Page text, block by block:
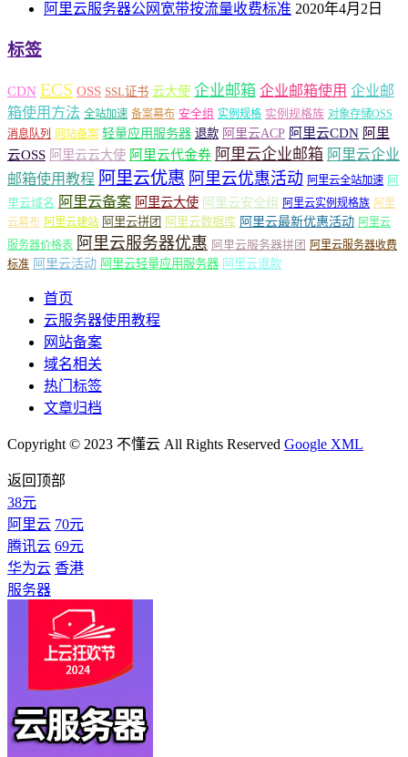
阿里云服务器公网宽带按流量收费标准 2020年4月2日
标签
CDN ECS OSS SSL证书 云大使 企业邮箱 企业邮箱使用 企业邮
箱使用方法 全站加速 备案幕布 安全组 实例规格 实例规格族 对象存储OSS
消息队列
网站备案 轻量应用服务器 退款 阿里云ACP 阿里云CDN 阿里
云OSS 阿里云云大使 阿里云代金券 阿里云企业邮箱 阿里云企业
邮箱使用教程 阿里云优惠 阿里云优惠活动 阿里云全站加速 阿
里云域名 阿里云备案 阿里云大使 阿里云安全组 阿里云实例规格族 阿里
云幕布 阿里云建站 阿里云拼团 阿里云数据库 阿里云最新优惠活动 阿里云
服务器价格表 阿里云服务器优惠 阿里云服务器拼团 阿里云服务器收费
标准 阿里云活动 阿里云轻量应用服务器 阿里云退款
首页
云服务器使用教程
网站备案
域名相关
热门标签
文章归档
Copyright © 2023 不懂云 All Rights Reserved Google XML
返回顶部
38元
阿里云 70元
腾讯云 69元
华为云 香港
服务器